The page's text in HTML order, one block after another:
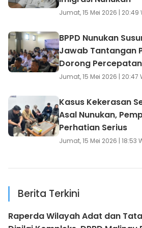
Jumat, 15 Mei 2026 | 20:49
BPPD Nunukan
Jawab Tantangan
Dorong
Ekonomi
Jumat, 15 Mei 2026 | 20:47
Kasus Kekerasan
Asal Nunukan,
Perhatian Serius
Jumat, 15 Mei 2026 | 18:53
Berita Terkini
Raperda Wilayah Adat dan